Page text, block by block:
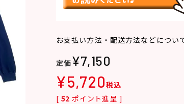
お支払い方法・配送方法などについ
¥7,150
¥5,720税込
[ 52 ポイント進呈 ]